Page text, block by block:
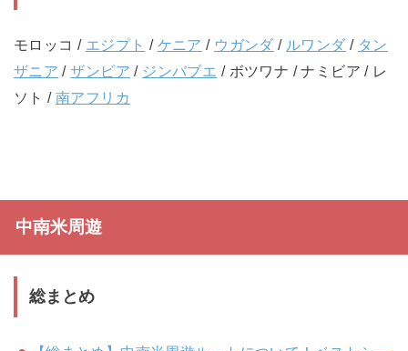
モロッコ / エジプト / ケニア / ウガンダ / ルワンダ / タン
ザニア /ザンビア / ジンバブエ / ボツワナ / ナミビア / レ
ソト / 南アフリカ
中南米周遊
総まとめ